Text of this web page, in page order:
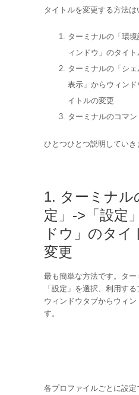
タイトルを変更する方法は
ターミナルの「環
ィンドウ」のタイ
ターミナルの「シ
表示」からウィン
イトルの変更
ターミナルのコマ
ひとつひとつ説明していき
1. ターミナル
定」->「設定
ドウ」のタイ
変更
最も簡単な方法です。タ
「設定」を選択、利用す
ウィンドウタブからウィ
す。
各プロファイルごとに設